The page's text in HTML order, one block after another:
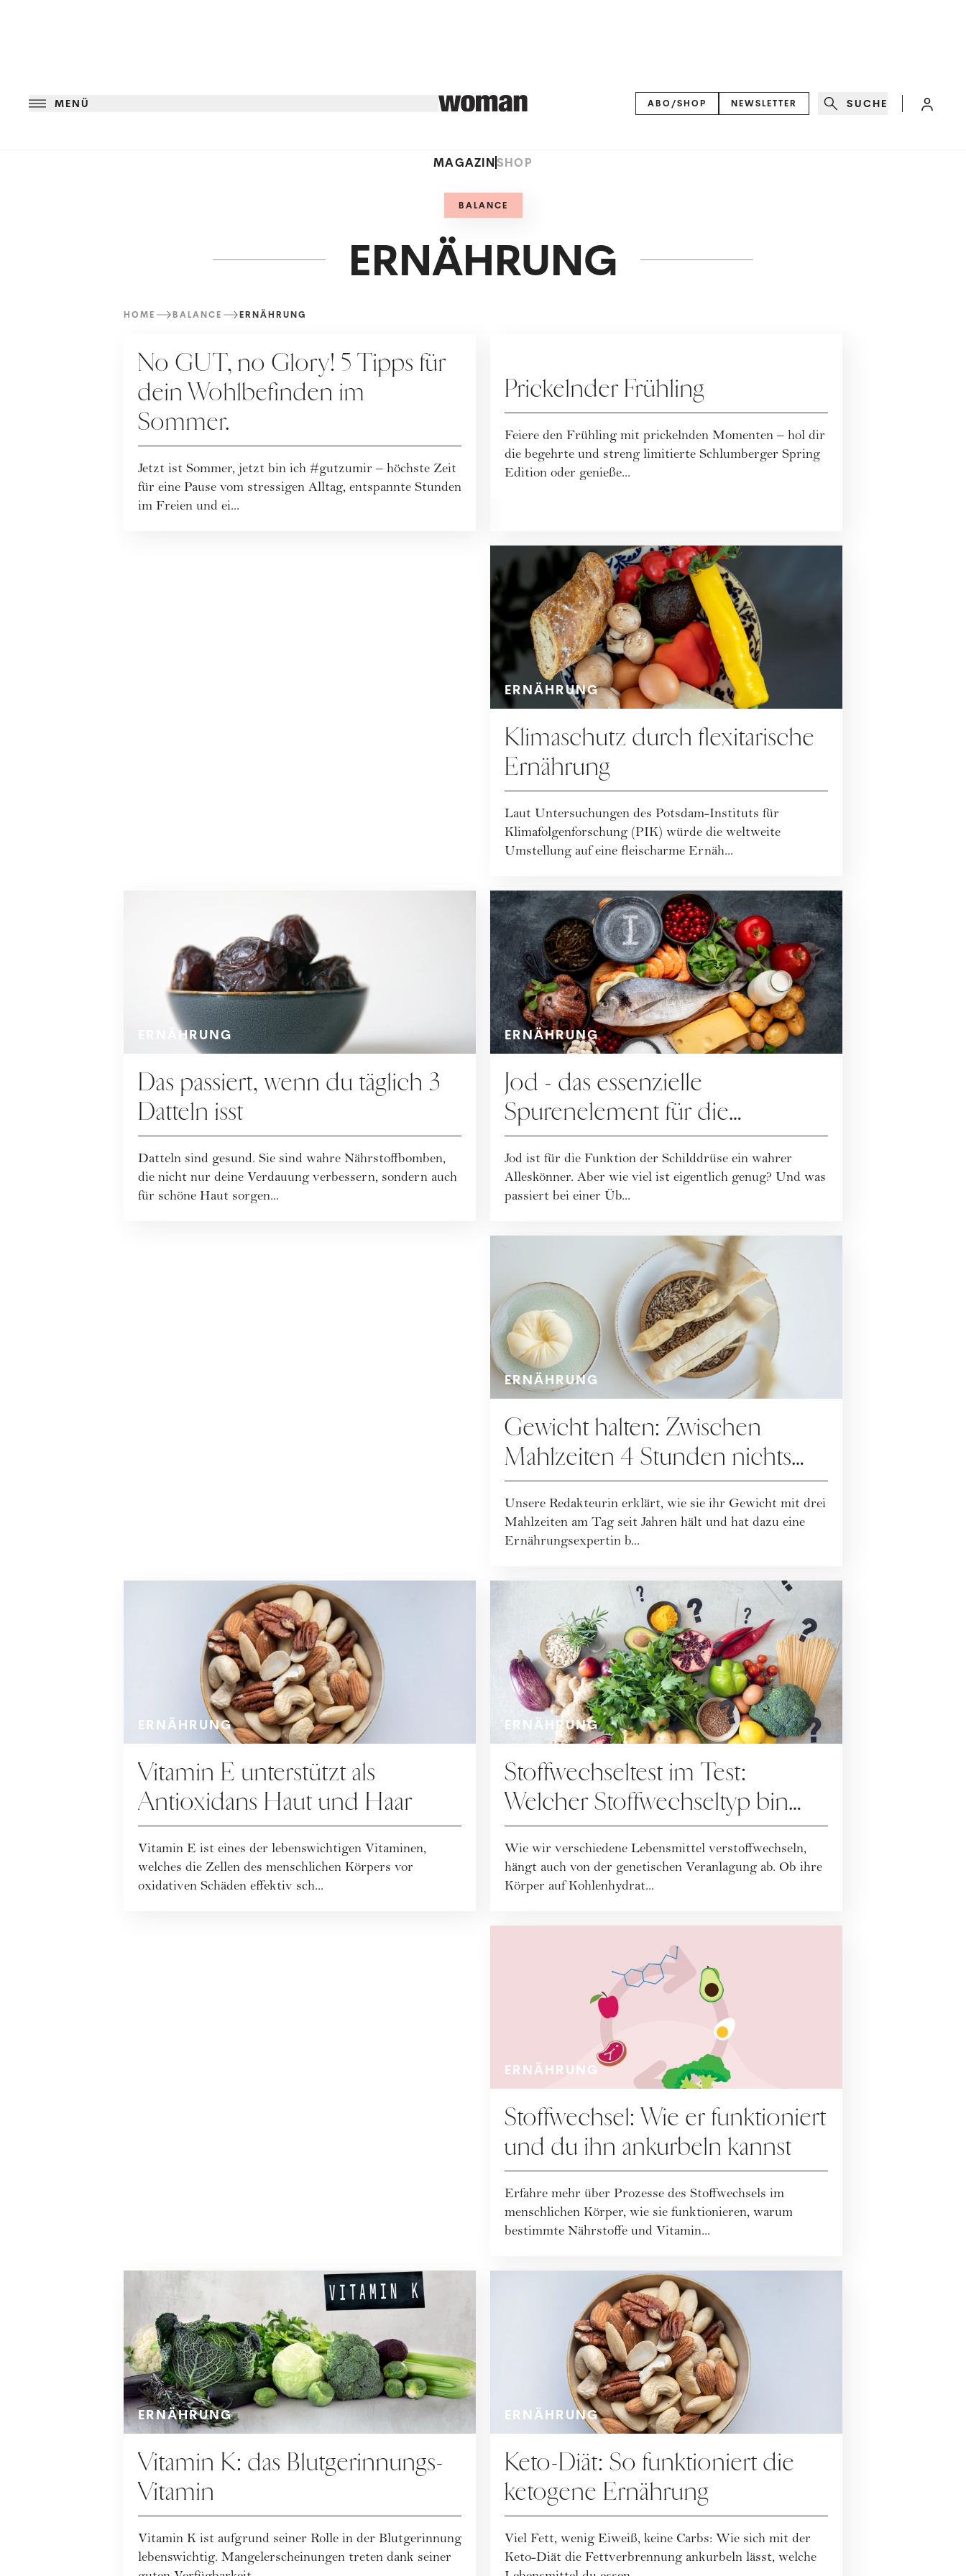
MENÜ ABO/SHOP NEWSLETTER SUCHE
MAGAZINSHOP
BALANCE
ERNÄHRUNG
HOME BALANCE ERNÄHRUNG
No GUT, no Glory! 5 Tipps für
dein Wohlbefinden im
Sommer.
Jetzt ist Sommer, jetzt bin ich #gutzumir – höchste Zeit
für eine Pause vom stressigen Alltag, entspannte Stunden
im Freien und ei...
Prickelnder Frühling
Feiere den Frühling mit prickelnden Momenten – hol dir
die begehrte und streng limitierte Schlumberger Spring
Edition oder genieße...
ERNÄHRUNG
Klimaschutz durch flexitarische
Ernährung
Laut Untersuchungen des Potsdam-Instituts für
Klimafolgenforschung (PIK) würde die weltweite
Umstellung auf eine fleischarme Ernäh...
ERNÄHRUNG
Das passiert, wenn du täglich 3
Datteln isst
Datteln sind gesund. Sie sind wahre Nährstoffbomben,
die nicht nur deine Verdauung verbessern, sondern auch
für schöne Haut sorgen...
ERNÄHRUNG
Jod - das essenzielle
Spurenelement für die
Schilddrüse
Jod ist für die Funktion der Schilddrüse ein wahrer
Alleskönner. Aber wie viel ist eigentlich genug? Und was
passiert bei einer Üb...
ERNÄHRUNG
Gewicht halten: Zwischen
Mahlzeiten 4 Stunden nichts
essen – bringt das wirklich
etwas?
Unsere Redakteurin erklärt, wie sie ihr Gewicht mit drei
Mahlzeiten am Tag seit Jahren hält und hat dazu eine
Ernährungsexpertin b...
ERNÄHRUNG
Vitamin E unterstützt als
Antioxidans Haut und Haar
Vitamin E ist eines der lebenswichtigen Vitaminen,
welches die Zellen des menschlichen Körpers vor
oxidativen Schäden effektiv sch...
ERNÄHRUNG
Stoffwechseltest im Test:
Welcher Stoffwechseltyp bin
ich? – Erfahrungen der woman-
Redaktion
Wie wir verschiedene Lebensmittel verstoffwechseln,
hängt auch von der genetischen Veranlagung ab. Ob ihre
Körper auf Kohlenhydrat...
ERNÄHRUNG
Stoffwechsel: Wie er funktioniert
und du ihn ankurbeln kannst
Erfahre mehr über Prozesse des Stoffwechsels im
menschlichen Körper, wie sie funktionieren, warum
bestimmte Nährstoffe und Vitamin...
ERNÄHRUNG
Vitamin K: das Blutgerinnungs-
Vitamin
Vitamin K ist aufgrund seiner Rolle in der Blutgerinnung
lebenswichtig. Mangelerscheinungen treten dank seiner
ERNÄHRUNG
Keto-Diät: So funktioniert die
ketogene Ernährung
Viel Fett, wenig Eiweiß, keine Carbs: Wie sich mit der
Keto-Diät die Fettverbrennung ankurbeln lässt, welche